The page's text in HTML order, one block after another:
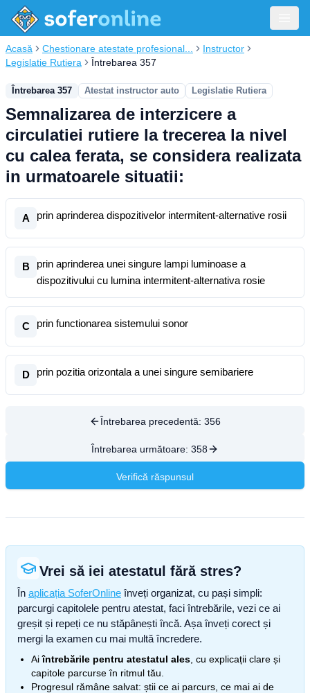
Acasă Chestionare atestate profesional...
Instructor
Legislatie Rutiera
Întrebarea 357
Întrebarea 357 Atestat instructor auto Legislatie Rutiera
Semnalizarea de interzicere a
circulatiei rutiere la trecerea la nivel
cu calea ferata, se considera realizata
in urmatoarele situatii:
A prin aprinderea dispozitivelor intermitent-alternative rosii
B
prin aprinderea unei singure lampi luminoase a
dispozitivului cu lumina intermitent-alternativa rosie
C prin functionarea sistemului sonor
D prin pozitia orizontala a unei singure semibariere
Întrebarea precedentă: 356
Întrebarea următoare: 358
Verifică răspunsul
Vrei să iei atestatul fără stres?
În aplicația SoferOnline înveți organizat, cu pași simpli:
parcurgi capitolele pentru atestat, faci întrebările, vezi ce ai
greșit și repeți ce nu stăpânești încă. Așa înveți corect și
mergi la examen cu mai multă încredere.
Aiîntrebările pentru atestatul ales , cu explicații clare și
capitole parcurse în ritmul tău.
Progresul rămâne salvat: știi ce ai parcurs, ce mai ai de